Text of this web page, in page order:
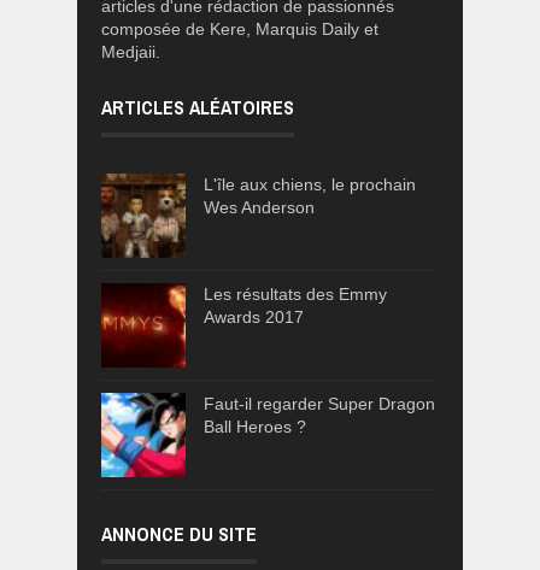
articles d'une rédaction de passionnés
composée de Kere, Marquis Daily et
Medjaii.
ARTICLES ALÉATOIRES
L'île aux chiens, le prochain
Wes Anderson
Les résultats des Emmy
Awards 2017
Faut-il regarder Super Dragon
Ball Heroes ?
ANNONCE DU SITE